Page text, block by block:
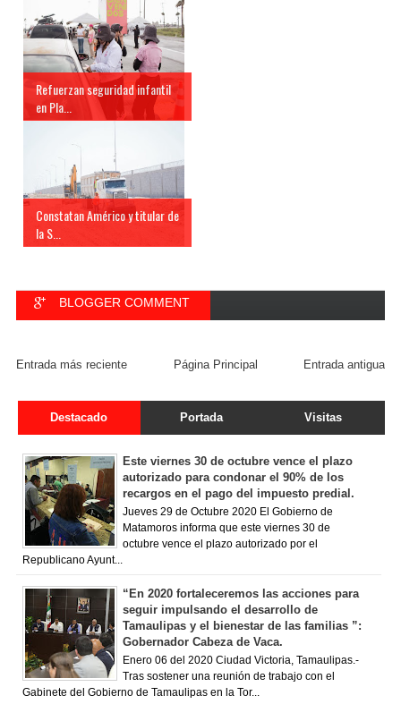
Refuerzan seguridad infantil
en Pla...
Constatan Américo y titular de
la S...
BLOGGER COMMENT
Entrada más reciente Entrada antigua
Página Principal
Destacado Portada Visitas
Este viernes 30 de octubre vence el plazo
autorizado para condonar el 90% de los
recargos en el pago del impuesto predial.
Jueves 29 de Octubre 2020 El Gobierno de
Matamoros informa que este viernes 30 de
octubre vence el plazo autorizado por el
Republicano Ayunt...
“En 2020 fortaleceremos las acciones para
seguir impulsando el desarrollo de
Tamaulipas y el bienestar de las familias ”:
Gobernador Cabeza de Vaca.
Enero 06 del 2020 Ciudad Victoria, Tamaulipas.-
Tras sostener una reunión de trabajo con el
Gabinete del Gobierno de Tamaulipas en la Tor...